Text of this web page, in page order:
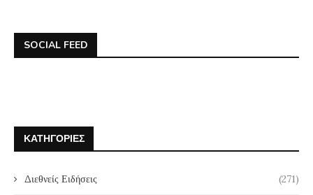
SOCIAL FEED
ΚΑΤΗΓΟΡΊΕΣ
Διεθνείς Ειδήσεις (271)